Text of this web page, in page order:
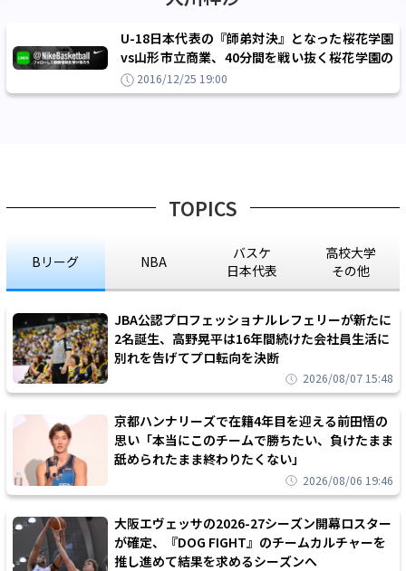
U-18日本代表の『師弟対決』となった桜花学園
vs山形市立商業、40分間を戦い抜く桜花学園の
底力が後半に爆発
2016/12/25 19:00
TOPICS
Bリーグ NBA
バスケ
日本代表
高校大学
その他
JBA公認プロフェッショナルレフェリーが新たに
2名誕生、高野晃平は16年間続けた会社員生活に
別れを告げてプロ転向を決断
2026/08/07 15:48
京都ハンナリーズで在籍4年目を迎える前田悟の
思い「本当にこのチームで勝ちたい、負けたまま
舐められたまま終わりたくない」
2026/08/06 19:46
大阪エヴェッサの2026-27シーズン開幕ロスター
が確定、『DOG FIGHT』のチームカルチャーを
推し進めて結果を求めるシーズンへ